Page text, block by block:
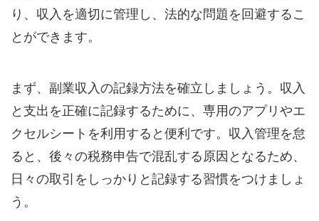
り、収入を適切に管理し、法的な問題を回避するこ
とができます。
まず、副業収入の記録方法を確立しましょう。収入
と支出を正確に記録するために、専用のアプリやエ
クセルシートを利用すると便利です。収入管理を怠
ると、後々の税務申告で混乱する原因となるため、
日々の取引をしっかりと記録する習慣をつけましょ
う。